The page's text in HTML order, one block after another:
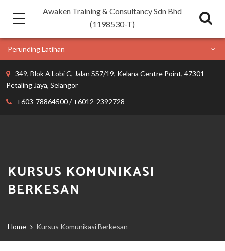
Awaken Training & Consultancy Sdn Bhd
(1198530-T)
Perunding Latihan
349, Blok A Lobi C, Jalan SS7/19, Kelana Centre Point, 47301
Petaling Jaya, Selangor
+603-78864500 / +6012-2392728
KURSUS KOMUNIKASI
BERKESAN
Home Kursus Komunikasi Berkesan